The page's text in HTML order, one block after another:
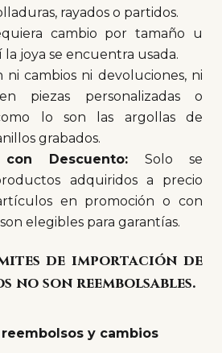
rayados o partidos.
cambio por tamaño u
joya se encuentra usada.
ni cambios ni devoluciones, ni
piezas personalizadas o
lo son las argollas de
grabados.
Descuento: Solo se
adquiridos a precio
en promoción o con
elegibles para garantías.
de importación de
no son reembolsables.
y cambios